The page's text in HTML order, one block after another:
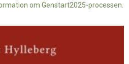
om Genstart2025-processen.